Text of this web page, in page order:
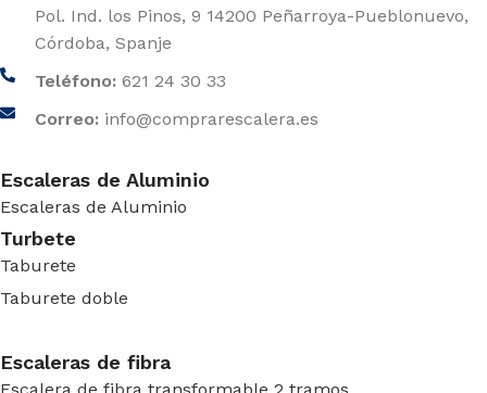
Pol. Ind. los Pinos, 9 14200 Peñarroya-Pueblonuevo,
Córdoba, Spanje
Teléfono: 621 24 30 33
Correo: info@comprarescalera.es
Escaleras de Aluminio
Escaleras de Aluminio
Turbete
Taburete
Taburete doble
Escaleras de fibra